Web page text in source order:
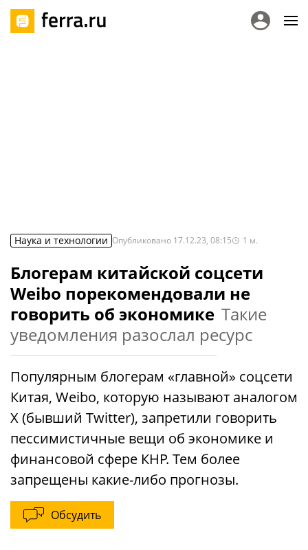
Наука и технологии Опубликовано 17.12.23, 08:15 1 м.
Блогерам китайской соцсети
Weibo порекомендовали не
говорить об экономике Такие
уведомления разослал ресурс
Популярным блогерам «главной» соцсети
Китая, Weibo, которую называют аналогом
Х (бывший Twitter), запретили говорить
пессимистичные вещи об экономике и
финансовой сфере КНР. Тем более
запрещены какие-либо прогнозы.
Обсудить